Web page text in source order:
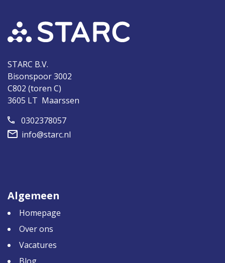
STARC B.V.
Bisonspoor 3002
C802 (toren C)
3605 LT Maarssen
0302378057
info@starc.nl
Algemeen
Homepage
Over ons
Vacatures